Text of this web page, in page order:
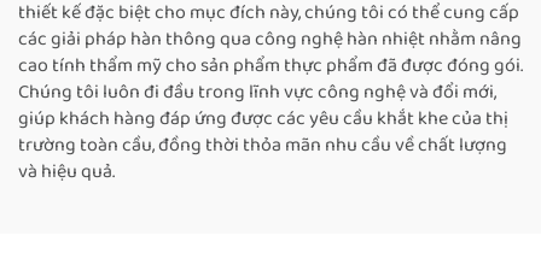
thiết kế đặc biệt cho mục đích này, chúng tôi có thể cung cấp
các giải pháp hàn thông qua công nghệ hàn nhiệt nhằm nâng
cao tính thẩm mỹ cho sản phẩm thực phẩm đã được đóng gói.
Chúng tôi luôn đi đầu trong lĩnh vực công nghệ và đổi mới,
giúp khách hàng đáp ứng được các yêu cầu khắt khe của thị
trường toàn cầu, đồng thời thỏa mãn nhu cầu về chất lượng
và hiệu quả.